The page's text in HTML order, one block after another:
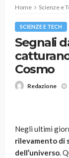
Home Scienze e
SCIENZE E TECH
Segnali
Cosmo
Redazione
Negli ultimi
rilevamento di
dell’universo.